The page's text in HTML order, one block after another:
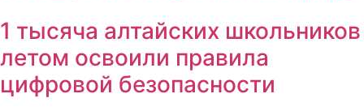
1 тысяча алтайских школьников
летом освоили правила
цифровой безопасности